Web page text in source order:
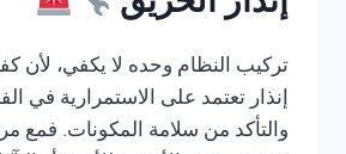
إنذار الحريق
تركيب النظام وحده لا يكفي، لأن
إنذار تعتمد على الاستمرارية في
والتأكد من سلامة المكونات. فمع